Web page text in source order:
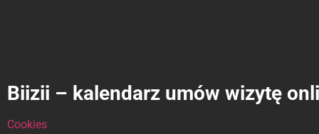
Biizii – kalendarz umów wizytę
Cookies